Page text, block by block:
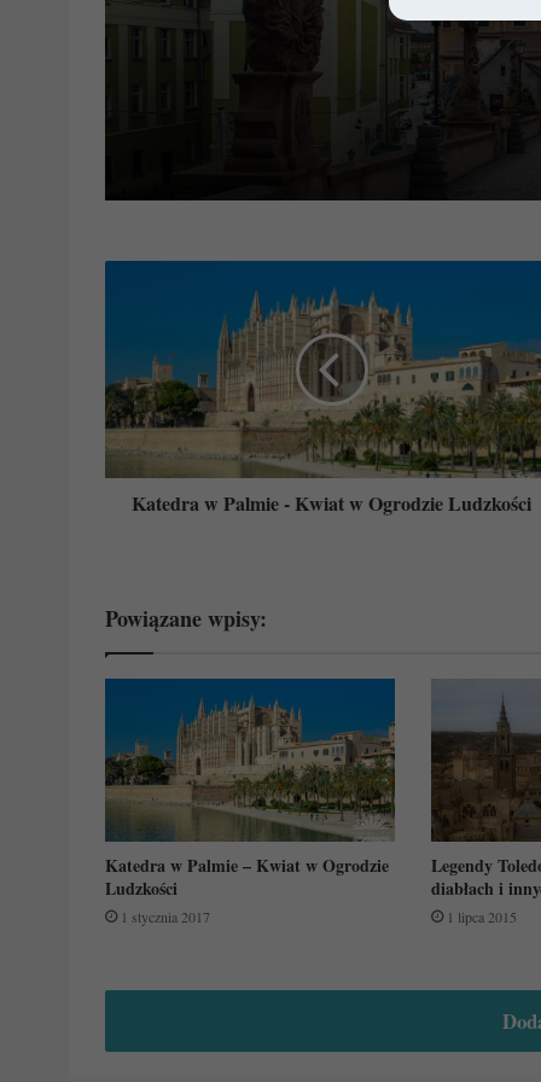
Kwiat
w
Ogrodzie
Ludzkości
Katedra w Palmie - Kwiat w Ogrodzie Ludzkości
Powiązane wpisy:
Katedra w Palmie – Kwiat w Ogrodzie
Ludzkości
1 stycznia 2017
Legendy
diabłach i
1 lipca 2015